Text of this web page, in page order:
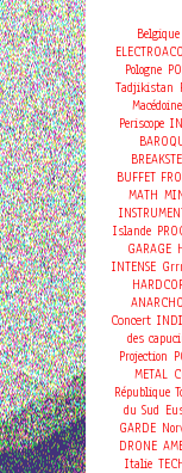
Belgique
Pologne
Tadjikistan
Macédoine
Periscope
BUFFET
MATH
Islande
GARAGE
INTENSE
ANARCHO
Concert
des
Projection
METAL
République
du Sud
GARDE
DRONE
Italie